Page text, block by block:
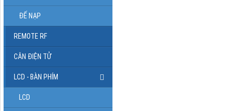
ĐẾ NẠP
REMOTE RF
CÂN ĐIỆN TỬ
LCD - BÀN PHÍM
LCD